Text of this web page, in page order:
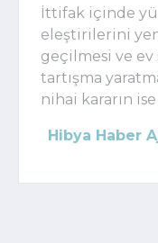
İttifak içinde
eleştirilerini
geçilmesi ve
tartışma
nihai kararın
Hibya Haber